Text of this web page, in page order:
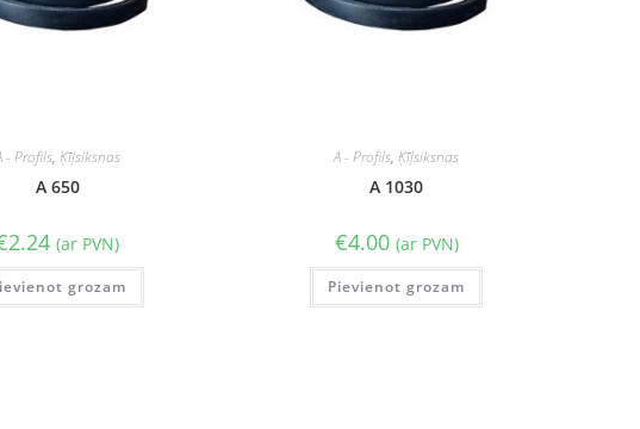
- Profils, Ķīļsiksnas
A 650
2.24 (ar PVN)
grozam
A - Profils,Ķīļsiksnas
A 1030
€4.00 (ar PVN)
Pievienot grozam